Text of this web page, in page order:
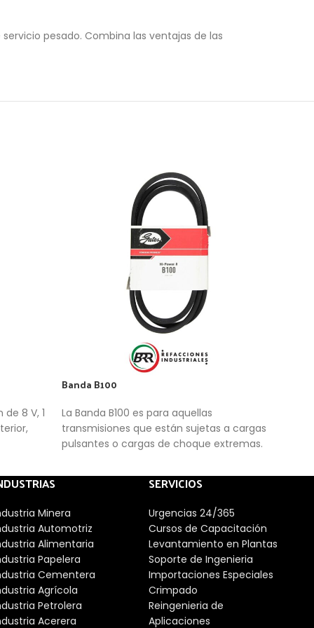
pesado. Combina las ventajas de las
8 V, 1
Banda B100
La Banda B100 es para aquellas
transmisiones que están sujetas a cargas
pulsantes o cargas de choque extremas.
Minera
Automotriz
Alimentaria
Papelera
Cementera
Agrícola
Petrolera
Acerera
SERVICIOS
Urgencias 24/365
Cursos de Capacitación
Levantamiento en Plantas
Soporte de Ingenieria
Importaciones Especiales
Crimpado
Reingenieria de
Aplicaciones